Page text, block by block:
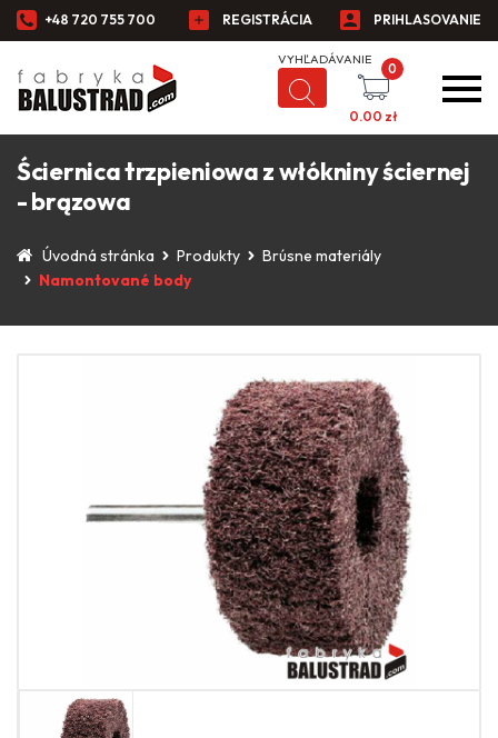
+48 720 755 700 REGISTRÁCIA PRIHLASOVANIE
0
0.00 zł
Ściernica trzpieniowa z włókniny ściernej
- brązowa
Úvodná stránka Produkty
Brúsne materiály
Namontované body